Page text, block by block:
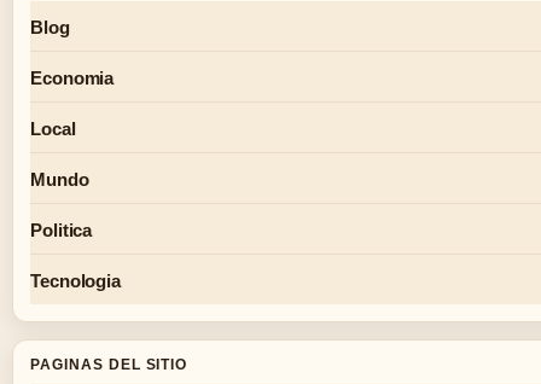
Blog
Economia
Local
Mundo
Politica
Tecnologia
PAGINAS DEL SITIO